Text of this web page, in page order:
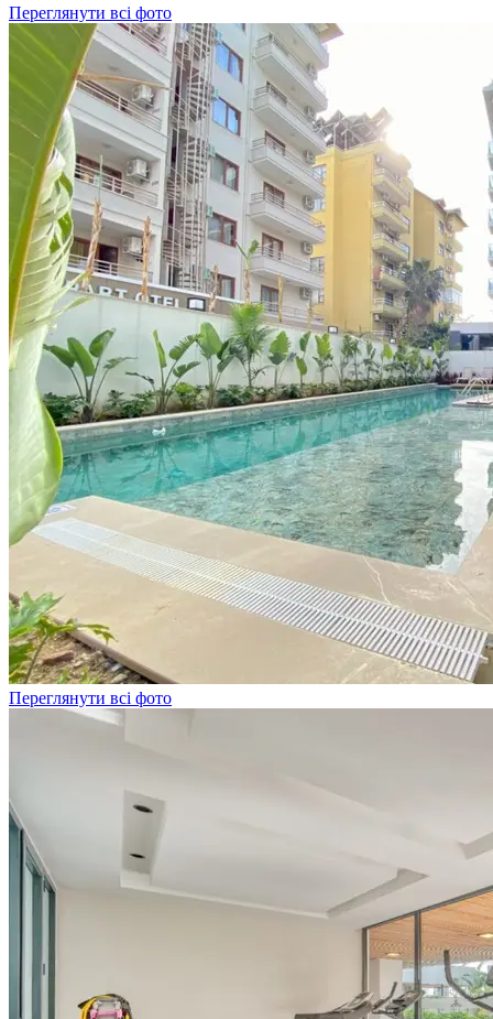
Переглянути всі фото
Переглянути всі фото